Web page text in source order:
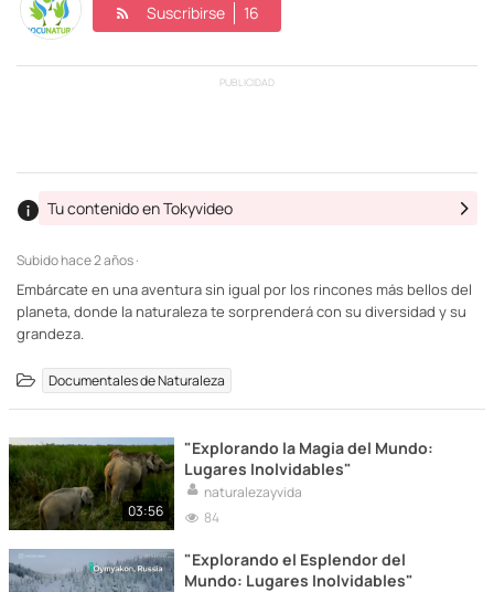
Suscribirse 16
PUBLICIDAD
Subidohace 2 años ·
Tu contenido en Tokyvideo
Embárcate en una aventura sin igual por los rincones más bellos del
planeta, donde la naturaleza te sorprenderá con su diversidad y su
grandeza.
Documentales de Naturaleza
03:56
"Explorando la Magia del Mundo:
Lugares Inolvidables"
naturalezayvida
84
"Explorando el Esplendor del
Mundo: Lugares Inolvidables"